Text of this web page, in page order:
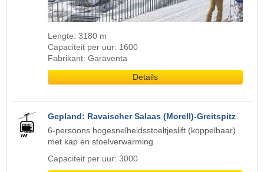
Lengte: 3180 m
Capaciteit per uur: 1600
Fabrikant: Garaventa
Details
Gepland: Ravaischer Salaas (Morell)-Greitspitz
6-persoons hogesnelheidsstoeltjeslift (koppelbaar)
met kap en stoelverwarming
Capaciteit per uur: 3000